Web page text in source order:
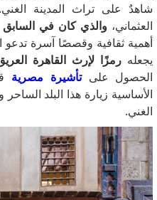
شاهدٌ على تراث المدينة
العثماني، والذي كان في السابق
أهمية ثقافية وقصصًا آسرة تدعو
يجعله رمزًا لإرث القاهرة
الحصول علىتأشيرة مصرية
الأساسية زيارة هذا البلد الساحر
الغني.